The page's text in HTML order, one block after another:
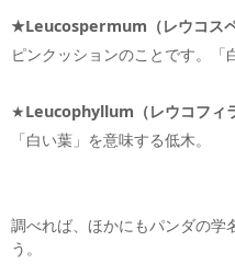
★Leucospermum （レウコス
ピンクッションのことです。「
★Leucophyllum （レウコフィ
「白い葉」を意味する低木。
調べれば、ほかにもパンダの学
う。